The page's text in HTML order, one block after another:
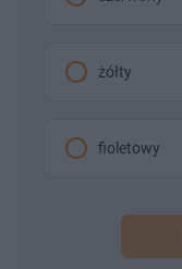
żółty
fioletowy